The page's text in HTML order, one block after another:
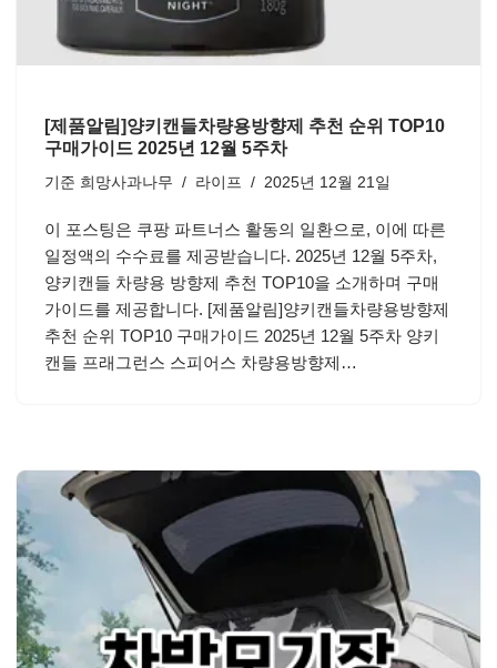
[제품알림]양키캔들차량용방향제 추천 순위 TOP10
구매가이드 2025년 12월 5주차
기준 희망사과나무 라이프 2025년 12월 21일
이 포스팅은 쿠팡 파트너스 활동의 일환으로, 이에 따른
일정액의 수수료를 제공받습니다. 2025년 12월 5주차,
양키캔들 차량용 방향제 추천 TOP10을 소개하며 구매
가이드를 제공합니다. [제품알림]양키캔들차량용방향제
추천 순위 TOP10 구매가이드 2025년 12월 5주차 양키
캔들 프래그런스 스피어스 차량용방향제…